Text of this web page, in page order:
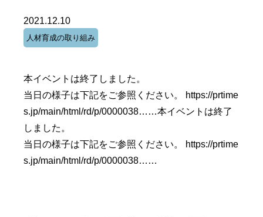
2021.12.10
人材育成の取り組み
本イベントは終了しました。
当日の様子は下記をご参照ください。 https://prtime
s.jp/main/html/rd/p/0000038……本イベントは終了
しました。
当日の様子は下記をご参照ください。 https://prtime
s.jp/main/html/rd/p/0000038……